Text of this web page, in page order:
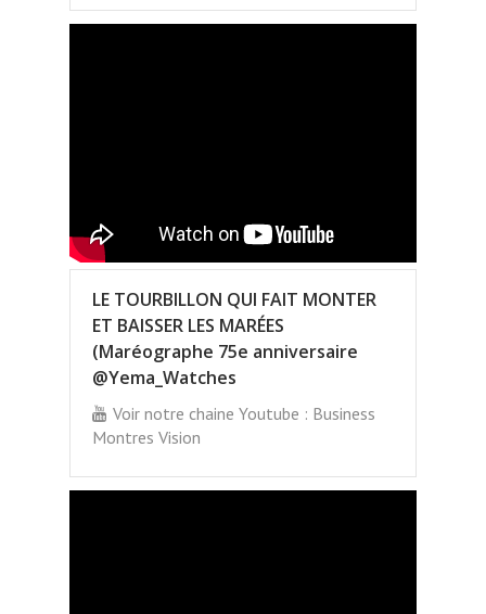
LE TOURBILLON QUI FAIT MONTER
ET BAISSER LES MARÉES
(Maréographe 75e anniversaire
@Yema_Watches
Voir notre chaine Youtube : Business
Montres Vision